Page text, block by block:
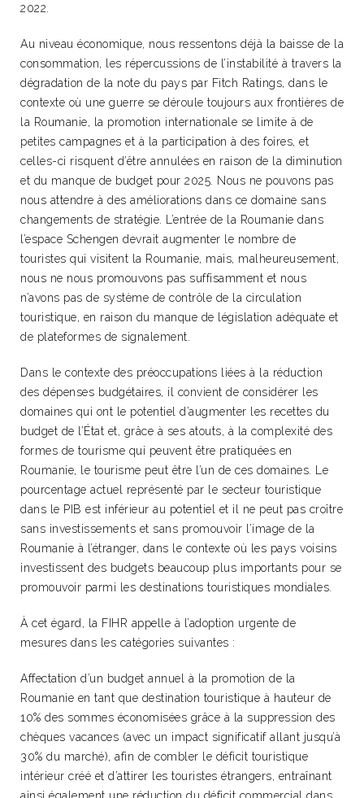
2022.
Au niveau économique, nous ressentons déjà la baisse de la
consommation, les répercussions de l’instabilité à travers la
dégradation de la note du pays par Fitch Ratings, dans le
contexte où une guerre se déroule toujours aux frontières de
la Roumanie, la promotion internationale se limite à de
petites campagnes et à la participation à des foires, et
celles-ci risquent d’être annulées en raison de la diminution
et du manque de budget pour 2025. Nous ne pouvons pas
nous attendre à des améliorations dans ce domaine sans
changements de stratégie. L’entrée de la Roumanie dans
l’espace Schengen devrait augmenter le nombre de
touristes qui visitent la Roumanie, mais, malheureusement,
nous ne nous promouvons pas suffisamment et nous
n’avons pas de système de contrôle de la circulation
touristique, en raison du manque de législation adéquate et
de plateformes de signalement.
Dans le contexte des préoccupations liées à la réduction
des dépenses budgétaires, il convient de considérer les
domaines qui ont le potentiel d’augmenter les recettes du
budget de l’État et, grâce à ses atouts, à la complexité des
formes de tourisme qui peuvent être pratiquées en
Roumanie, le tourisme peut être l’un de ces domaines. Le
pourcentage actuel représenté par le secteur touristique
dans le PIB est inférieur au potentiel et il ne peut pas croître
sans investissements et sans promouvoir l’image de la
Roumanie à l’étranger, dans le contexte où les pays voisins
investissent des budgets beaucoup plus importants pour se
promouvoir parmi les destinations touristiques mondiales.
À cet égard, la FIHR appelle à l’adoption urgente de
mesures dans les catégories suivantes :
Affectation d’un budget annuel à la promotion de la
Roumanie en tant que destination touristique à hauteur de
10% des sommes économisées grâce à la suppression des
chèques vacances (avec un impact significatif allant jusqu’à
30% du marché), afin de combler le déficit touristique
intérieur créé et d’attirer les touristes étrangers, entraînant